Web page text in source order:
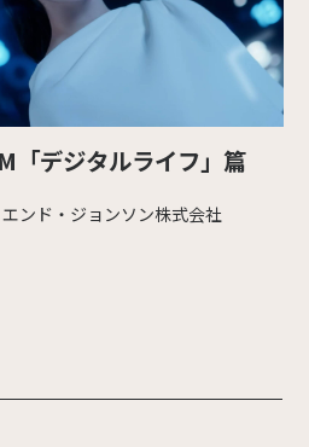
「デジタルライフ」篇
ンド・ジョンソン株式会社